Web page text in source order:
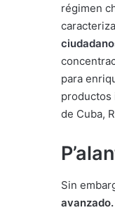
régimen
para
productos
de Cuba,
Sin
avanzado.